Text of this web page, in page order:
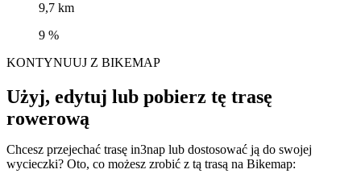
9,7 km
9 %
KONTYNUUJ Z BIKEMAP
Użyj, edytuj lub pobierz tę trasę
rowerową
Chcesz przejechać trasę in3nap lub dostosować ją do swojej
wycieczki? Oto, co możesz zrobić z tą trasą na Bikemap: